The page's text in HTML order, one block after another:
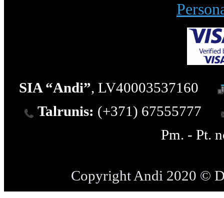
SIA “Andi”, LV40003537160
Talrunis: (+371) 67555777
Pm. - Pt.
Copyright Andi 2020 ©